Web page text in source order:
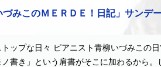
づみこのＭＥＲＤＥ！日記」サン
ップな日々 ピアニスト青柳いづみこの
書き」という肩書がそこに加わるから。